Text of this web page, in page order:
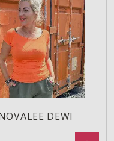
DEWI